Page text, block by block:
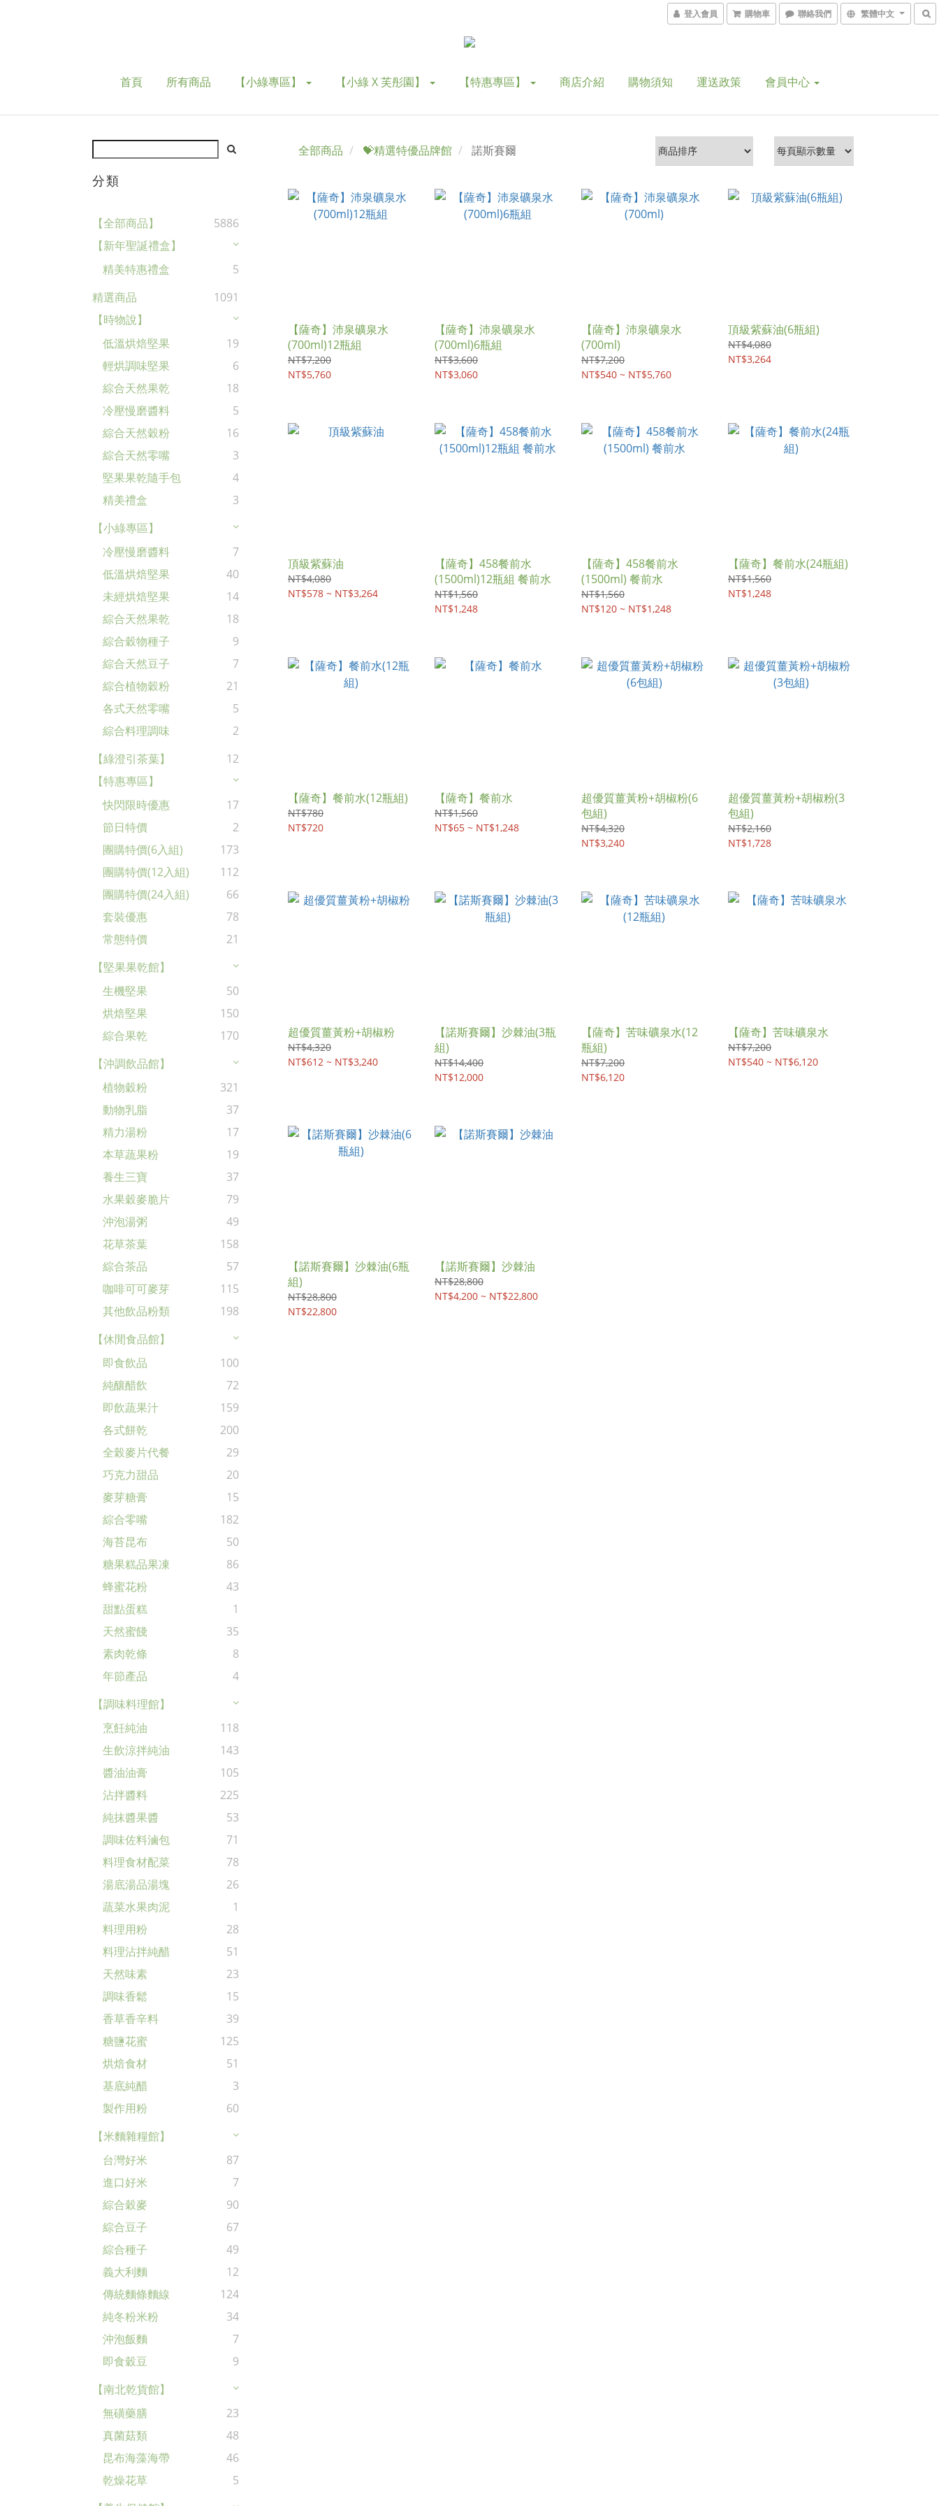
登入會員 購物車 聯絡我們 繁體中文
首頁 所有商品 【小綠專區】 【小綠 X 芙彤園】 【特惠專區】 商店介紹 購物須知 運送政策 會員中心
分類
【全部商品】
5886
【新年聖誕禮盒】
精美特惠禮盒
5
精選商品
1091
【時物說】
低溫烘焙堅果
19
輕烘調味堅果
6
綜合天然果乾
18
冷壓慢磨醬料
5
綜合天然穀粉
16
綜合天然零嘴
3
堅果果乾隨手包
4
精美禮盒
3
【小綠專區】
冷壓慢磨醬料
7
低溫烘焙堅果
40
未經烘焙堅果
14
綜合天然果乾
18
綜合穀物種子
9
綜合天然豆子
7
綜合植物穀粉
21
各式天然零嘴
5
綜合料理調味
2
【綠澄引茶葉】
12
【特惠專區】
快閃限時優惠
17
節日特價
2
團購特價(6入組)
173
團購特價(12入組)
112
團購特價(24入組)
66
套裝優惠
78
常態特價
21
【堅果果乾館】
生機堅果
50
烘焙堅果
150
綜合果乾
170
【沖調飲品館】
植物穀粉
321
動物乳脂
37
精力湯粉
17
本草蔬果粉
19
養生三寶
37
水果穀麥脆片
79
沖泡湯粥
49
花草茶葉
158
綜合茶品
57
咖啡可可麥芽
115
其他飲品粉類
198
【休閒食品館】
即食飲品
100
純釀醋飲
72
即飲蔬果汁
159
各式餅乾
200
全榖麥片代餐
29
巧克力甜品
20
麥芽糖膏
15
綜合零嘴
182
海苔昆布
50
糖果糕品果凍
86
蜂蜜花粉
43
甜點蛋糕
1
天然蜜餞
35
素肉乾條
8
年節產品
4
【調味料理館】
烹飪純油
118
生飲涼拌純油
143
醬油油膏
105
沾拌醬料
225
純抹醬果醬
53
調味佐料滷包
71
料理食材配菜
78
湯底湯品湯塊
26
蔬菜水果肉泥
1
料理用粉
28
料理沾拌純醋
51
天然味素
23
調味香鬆
15
香草香辛料
39
糖鹽花蜜
125
烘焙食材
51
基底純醋
3
製作用粉
60
【米麵雜糧館】
台灣好米
87
進口好米
7
綜合穀麥
90
綜合豆子
67
綜合種子
49
義大利麵
12
傳統麵條麵線
124
純冬粉米粉
34
沖泡飯麵
7
即食穀豆
9
【南北乾貨館】
無磺藥膳
23
真菌菇類
48
昆布海藻海帶
46
乾燥花草
5
全部商品 💝精選特優品牌館 諾斯賽爾
【薩奇】沛泉礦泉水
(700ml)12瓶組
NT$7,200
NT$5,760
【薩奇】沛泉礦泉水
(700ml)6瓶組
NT$3,600
NT$3,060
【薩奇】沛泉礦泉水
(700ml)
NT$7,200
NT$540 ~ NT$5,760
頂級紫蘇油(6瓶組)
NT$4,080
NT$3,264
頂級紫蘇油
NT$4,080
NT$578 ~ NT$3,264
【薩奇】458餐前水
(1500ml)12瓶組 餐前水
NT$1,560
NT$1,248
【薩奇】458餐前水
(1500ml) 餐前水
NT$1,560
NT$120 ~ NT$1,248
【薩奇】餐前水(24瓶組)
NT$1,560
NT$1,248
【薩奇】餐前水(12瓶組)
NT$780
NT$720
【薩奇】餐前水
NT$1,560
NT$65 ~ NT$1,248
超優質薑黃粉+胡椒粉(6
包組)
NT$4,320
NT$3,240
超優質薑黃粉+胡椒粉(3
包組)
NT$2,160
NT$1,728
超優質薑黃粉+胡椒粉
NT$4,320
NT$612 ~ NT$3,240
【諾斯賽爾】沙棘油(3瓶
組)
NT$14,400
NT$12,000
【薩奇】苦味礦泉水(12
瓶組)
NT$7,200
NT$6,120
【薩奇】苦味礦泉水
NT$7,200
NT$540 ~ NT$6,120
【諾斯賽爾】沙棘油(6瓶
組)
NT$28,800
NT$22,800
【諾斯賽爾】沙棘油
NT$28,800
NT$4,200 ~ NT$22,800